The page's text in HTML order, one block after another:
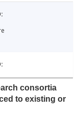
consortia
to existing or